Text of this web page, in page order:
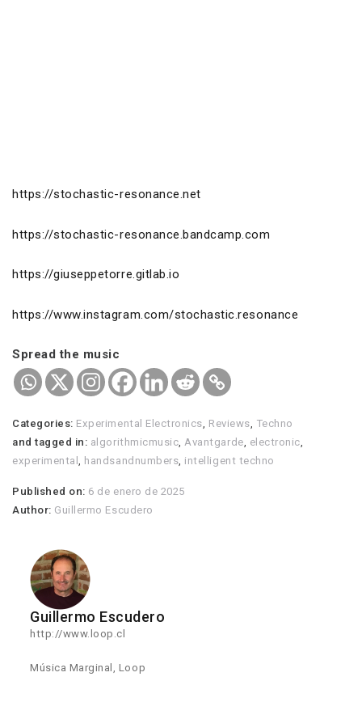
https://stochastic-resonance.net
https://stochastic-resonance.bandcamp.com
https://giuseppetorre.gitlab.io
https://www.instagram.com/stochastic.resonance
Spread the music
Categories: Experimental Electronics, Reviews, Techno
and tagged in: algorithmicmusic,Avantgarde, electronic,
experimental, handsandnumbers, intelligent techno
Published on: 6 de enero de 2025
Author: Guillermo Escudero
Guillermo Escudero
http://www.loop.cl
Música Marginal, Loop